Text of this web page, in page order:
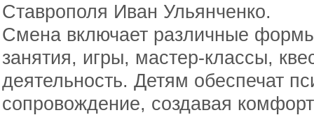
Ставрополя Иван Ульянченко.
Смена включает различные
занятия, игры, мастер-классы,
деятельность. Детям обеспечат
сопровождение, создавая